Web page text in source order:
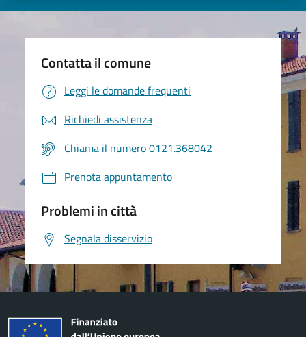
Contatta il comune
Leggi le domande frequenti
Richiedi assistenza
Chiama il numero 0121.368042
Prenota appuntamento
Problemi in città
Segnala disservizio